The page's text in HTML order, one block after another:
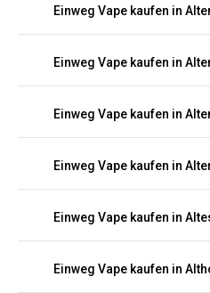
Einweg Vape kaufen in
Einweg Vape kaufen in
Einweg Vape kaufen in
Einweg Vape kaufen in
Einweg Vape kaufen in
Einweg Vape kaufen in